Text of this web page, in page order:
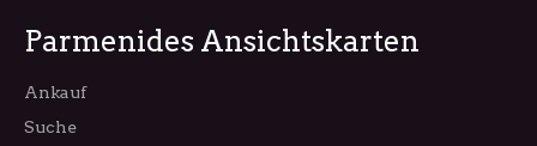
Parmenides Ansichtskarten
Ankauf
Suche